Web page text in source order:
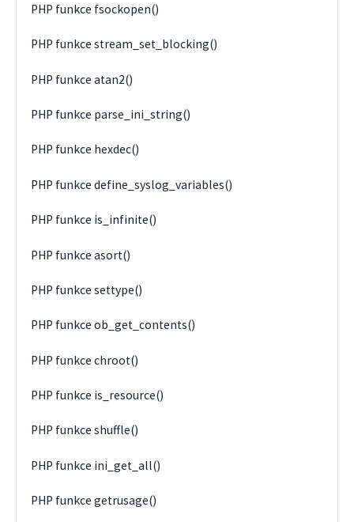
PHP funkce fsockopen()
PHP funkce stream_set_blocking()
PHP funkce atan2()
PHP funkce parse_ini_string()
PHP funkce hexdec()
PHP funkce define_syslog_variables()
PHP funkce is_infinite()
PHP funkce asort()
PHP funkce settype()
PHP funkce ob_get_contents()
PHP funkce chroot()
PHP funkce is_resource()
PHP funkce shuffle()
PHP funkce ini_get_all()
PHP funkce getrusage()